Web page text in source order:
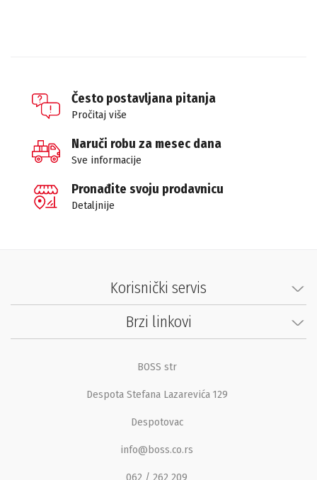
Često postavljana pitanja
Pročitaj više
Naruči robu za mesec dana
Sve informacije
Pronađite svoju prodavnicu
Detaljnije
Korisnički servis
Brzi linkovi
BOSS str
Despota Stefana Lazarevića 129
Despotovac
info@boss.co.rs
062 / 262 209